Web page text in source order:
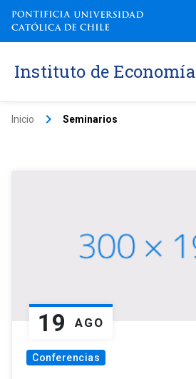
Instituto de Economía
Inicio keyboard_arrow_right Seminarios
19 AGO
Conferencias